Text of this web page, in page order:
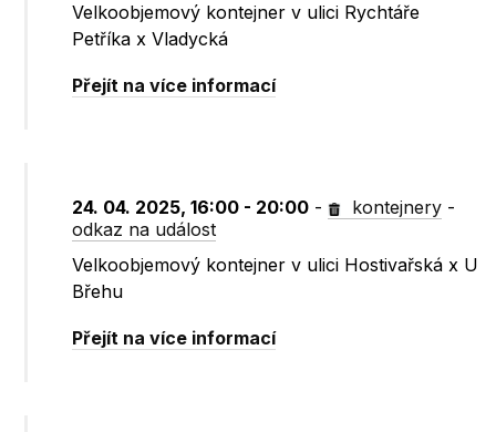
Velkoobjemový kontejner v ulici Rychtáře
Petříka x Vladycká
Přejít na více informací
24. 04. 2025, 16:00 - 20:00 - kontejnery -
odkaz na událost
Velkoobjemový kontejner v ulici Hostivařská x U
Břehu
Přejít na více informací